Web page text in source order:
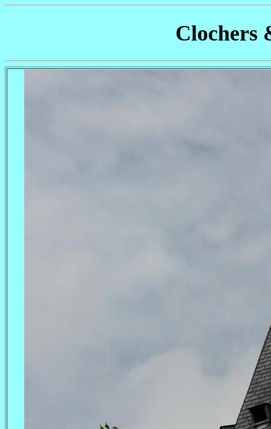
Clochers